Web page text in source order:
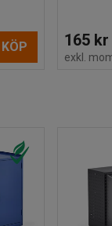
KÖP 165 kr
exkl.